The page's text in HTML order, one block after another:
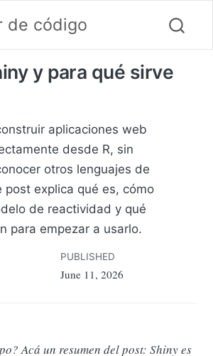
de código
y para qué sirve
aplicaciones web
desde R, sin
otros lenguajes de
post explica qué es, cómo
de reactividad y qué
para empezar a usarlo.
PUBLISHED
June 11, 2026
Acá un resumen del post: Shiny es